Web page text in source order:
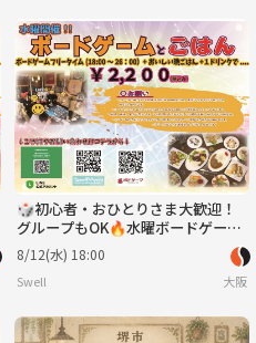
🎲初心者・おひとりさま大歓迎！
グループもOK🔥水曜ボードゲーム
会 ご飯＋ドリンク付きで¥2,200｜
東三国・新大阪
8/12(水) 18:00
Swell 大阪